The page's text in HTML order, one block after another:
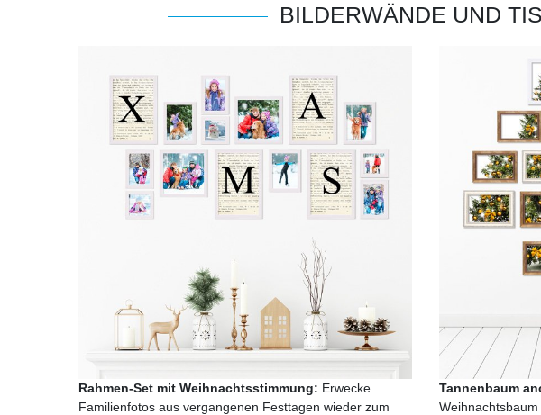
BILDERWÄNDE UND
Rahmen-Set mit Weihnachtsstimmung: Erwecke
Familienfotos aus vergangenen Festtagen wieder zum
Tannenbaum